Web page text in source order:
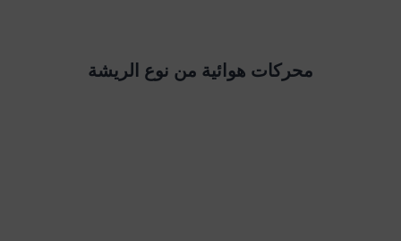
محركات هوائية من نوع الريشة